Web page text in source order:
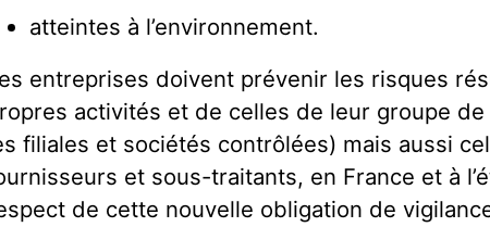
atteintes à l’environnement.
entreprises doivent prévenir les risques
activités et de celles de leur groupe de
filiales et sociétés contrôlées) mais aussi
et sous-traitants, en France et à
de cette nouvelle obligation de